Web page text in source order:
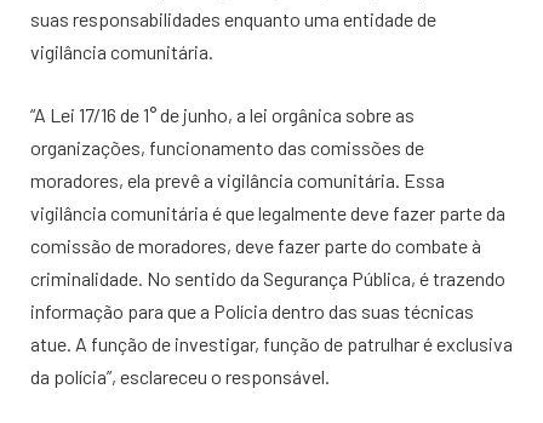
suas responsabilidades enquanto uma entidade de
vigilância comunitária.
“A Lei 17/16 de 1° de junho, a lei orgânica sobre as
organizações, funcionamento das comissões de
moradores, ela prevê a vigilância comunitária. Essa
vigilância comunitária é que legalmente deve fazer parte da
comissão de moradores, deve fazer parte do combate à
criminalidade. No sentido da Segurança Pública, é trazendo
informação para que a Polícia dentro das suas técnicas
atue. A função de investigar, função de patrulhar é exclusiva
da polícia”, esclareceu o responsável.